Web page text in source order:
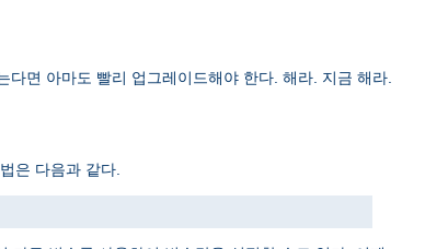
면 아마도 빨리 업그레이드해야 한다. 해라. 지금 해라.
은 다음과 같다.